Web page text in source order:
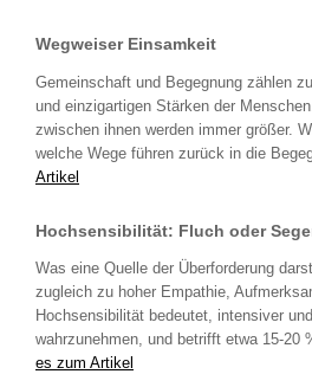
Wegweiser Einsamkeit
Gemeinschaft und Begegnung zählen
und einzigartigen Stärken der
zwischen ihnen werden immer größer.
welche Wege führen zurück in die
Artikel
Hochsensibilität: Fluch oder
Was eine Quelle der Überforderung
zugleich zu hoher Empathie,
Hochsensibilität bedeutet, intensiver
wahrzunehmen, und betrifft etwa 15-20
es zum Artikel